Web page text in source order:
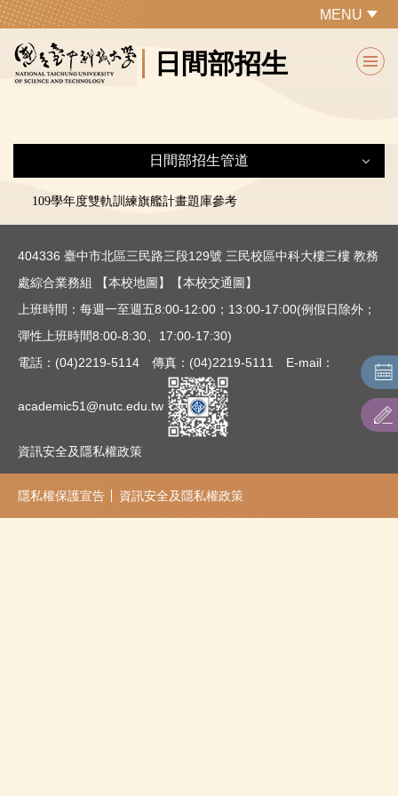
跳
主
要
區
日間部招生
MENU
日間部招生管道
日間部招生管道
研究所
轉學招生
四技二專
其他入學管道
109學年度雙軌訓練旗艦計畫題庫參考
404336 臺中市北區三民路三段129號 三民校區中科大樓三樓 教務
處綜合業務組
【本校地圖】
【本校交通圖】
上班時間：每週一至週五8:00-12:00；13:00-17:00(例假日除外；
彈性上班時間8:00-8:30、17:00-17:30)
電話：(04)2219-5114 傳真：(04)2219-5111 E-mail：
academic51@nutc.edu.tw
資訊安全及隱私權政策
隱私權保護宣告 資訊安全及隱私權政策